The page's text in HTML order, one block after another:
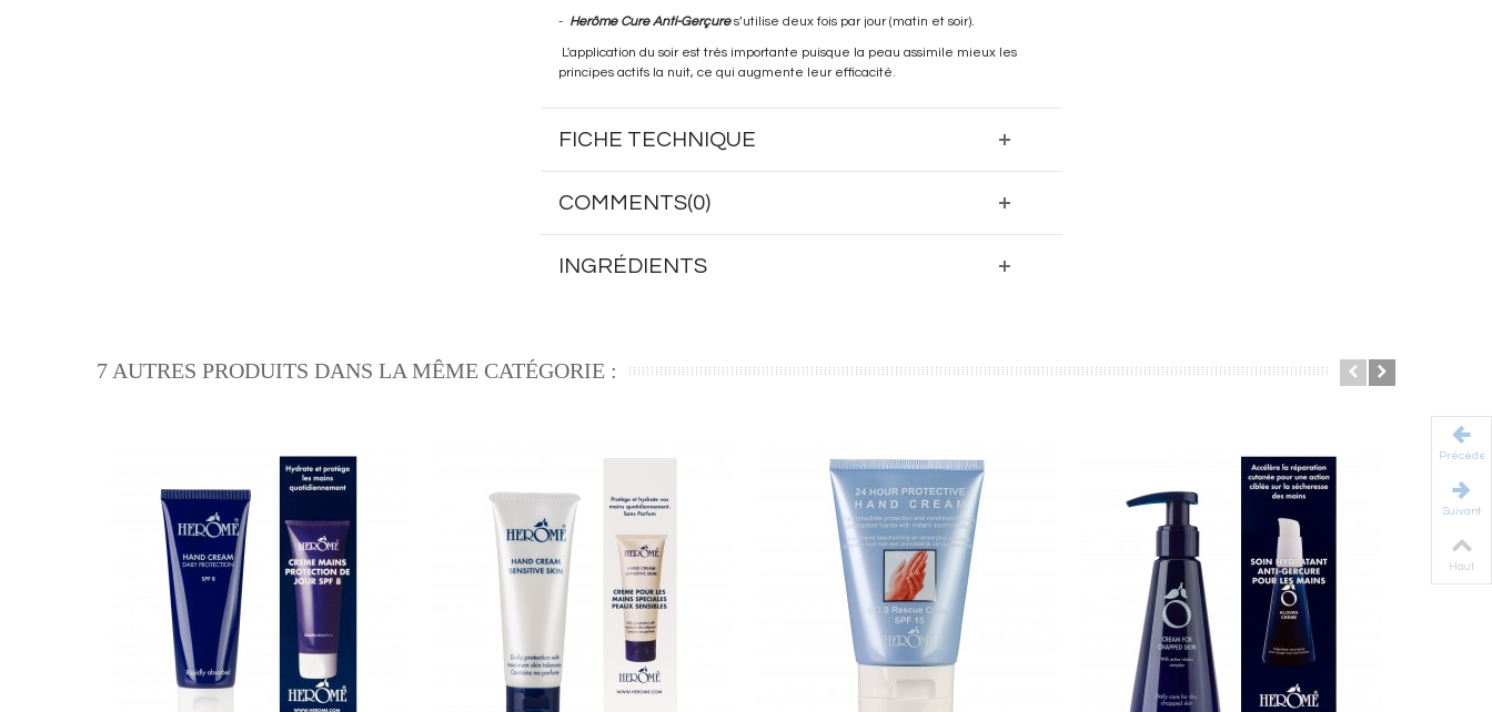
- Herôme Cure Anti-Gerçures’utilise deux fois par jour (matin et soir).
L'application du soir est très importante puisque la peau assimile mieux les
principes actifs la nuit, ce qui augmente leur efficacité.
FICHE TECHNIQUE
COMMENTS(0)
INGRÉDIENTS
7 AUTRES PRODUITS DANS LA MÊME CATÉGORIE :
Suivant
Haut